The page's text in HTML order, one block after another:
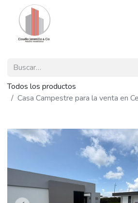
Todos los productos
Casa Campestre para la venta en